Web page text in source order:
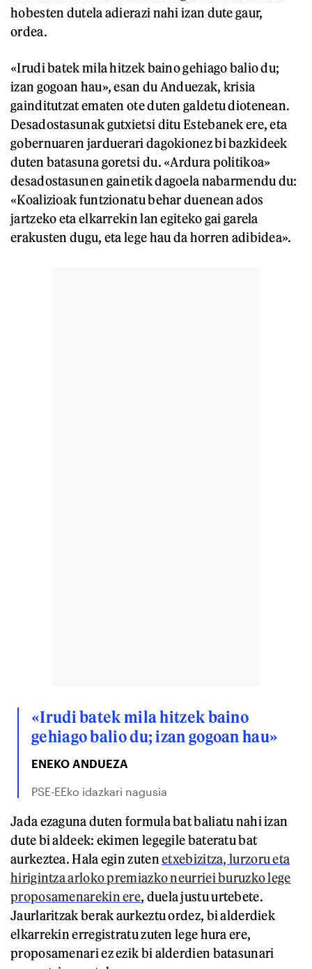
hobesten dutela adierazi nahi izan dute gaur,
ordea.
«Irudi batek mila hitzek baino gehiago balio du;
izan gogoan hau», esan du Anduezak, krisia
gainditutzat ematen ote duten galdetu diotenean.
Desadostasunak gutxietsi ditu Estebanek ere, eta
gobernuaren jarduerari dagokionez bi bazkideek
duten batasuna goretsi du. «Ardura politikoa»
desadostasunen gainetik dagoela nabarmendu du:
«Koalizioak funtzionatu behar duenean ados
jartzeko eta elkarrekin lan egiteko gai garela
erakusten dugu, eta lege hau da horren adibidea».
«Irudi batek mila hitzek baino
gehiago balio du; izan gogoan hau»
ENEKO ANDUEZA
PSE-EEko idazkari nagusia
Jada ezaguna duten formula bat baliatu nahi izan
dute bi aldeek: ekimen legegile bateratu bat
aurkeztea. Hala egin zutenetxebizitza, lurzoru eta
hirigintza arloko premiazko neurriei buruzko lege
proposamenarekin ere, duela justu urtebete.
Jaurlaritzak berak aurkeztu ordez, bi alderdiek
elkarrekin erregistratu zuten lege hura ere,
proposamenari ez ezik bi alderdien batasunari